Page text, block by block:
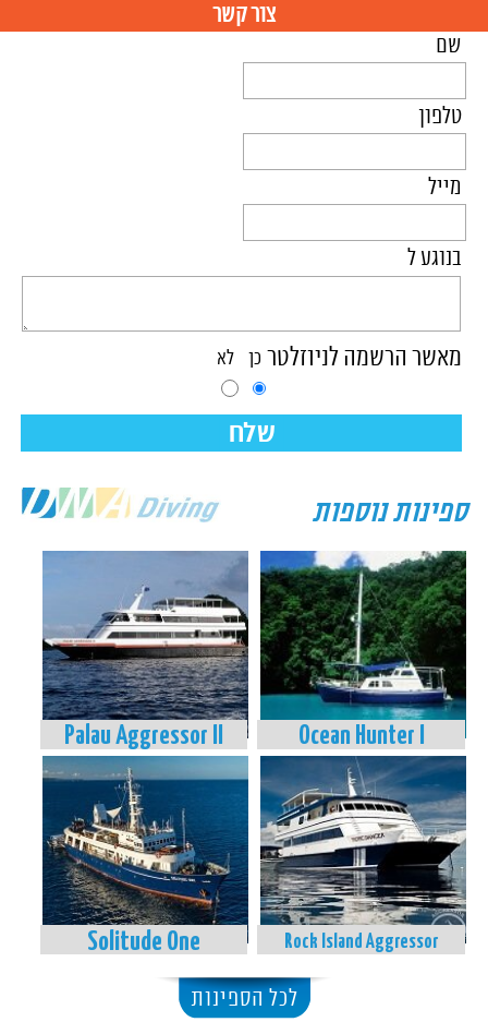
צור קשר
שם
טלפון
מייל
בנוגע ל
מאשר הרשמה לניוזלטר כן לא
שלח
ספינות נוספות
Ocean Hunter I
Palau Aggressor II
Rock Island Aggressor
Solitude One
לכל הספינות